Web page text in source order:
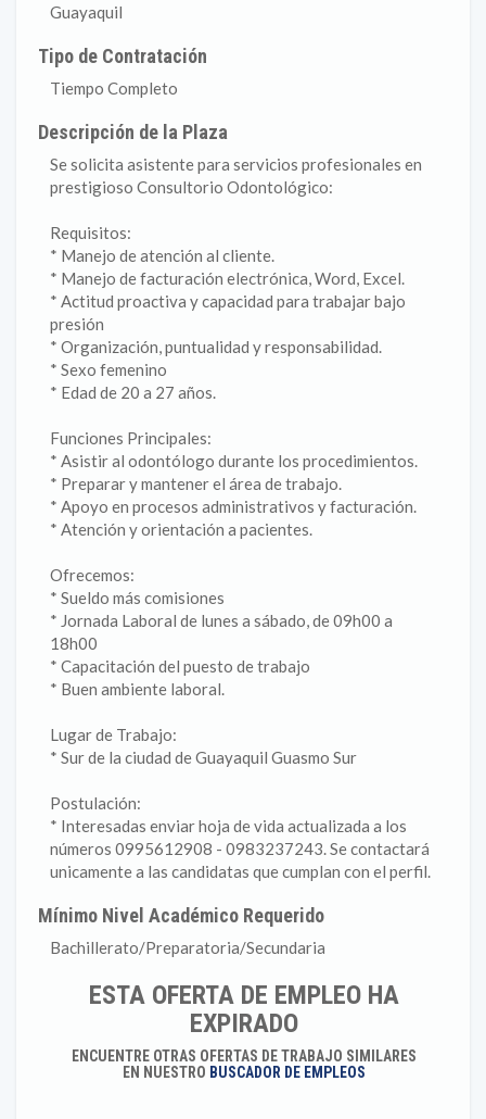
Guayaquil
Tipo de Contratación
Tiempo Completo
Descripción de la Plaza
Se solicita asistente para servicios profesionales en
prestigioso Consultorio Odontológico:
Requisitos:
* Manejo de atención al cliente.
* Manejo de facturación electrónica, Word, Excel.
* Actitud proactiva y capacidad para trabajar bajo
presión
* Organización, puntualidad y responsabilidad.
* Sexo femenino
* Edad de 20 a 27 años.
Funciones Principales:
* Asistir al odontólogo durante los procedimientos.
* Preparar y mantener el área de trabajo.
* Apoyo en procesos administrativos y facturación.
* Atención y orientación a pacientes.
Ofrecemos:
* Sueldo más comisiones
* Jornada Laboral de lunes a sábado, de 09h00 a
18h00
* Capacitación del puesto de trabajo
* Buen ambiente laboral.
Lugar de Trabajo:
* Sur de la ciudad de Guayaquil Guasmo Sur
Postulación:
* Interesadas enviar hoja de vida actualizada a los
números 0995612908 - 0983237243. Se contactará
unicamente a las candidatas que cumplan con el perfil.
Mínimo Nivel Académico Requerido
Bachillerato/Preparatoria/Secundaria
ESTA OFERTA DE EMPLEO HA
EXPIRADO
ENCUENTRE OTRAS OFERTAS DE TRABAJO SIMILARES
EN NUESTRO BUSCADOR DE EMPLEOS